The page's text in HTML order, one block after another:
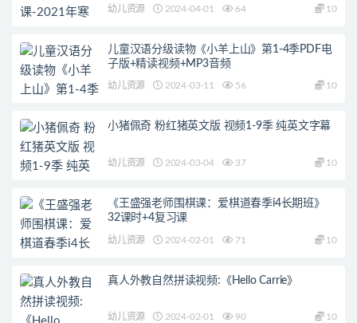
幼儿资源 2024-04-01 64 10
儿童汉语分级读物《小羊上山》第1-4季PDF电
子版+精读视频+MP3音频
幼儿资源 2024-03-11 56 10
小猪佩奇 粉红猪英文版 视频1-9季 纯英文字幕
幼儿资源 2024-03-04 37 10
《王盛强老师围棋课：爱棋道春季i4长期班》
32课时+4复习课
幼儿资源 2024-02-01 71 10
真人外教自然拼读视频:《Hello Carrie》
幼儿资源 2024-02-01 90 10